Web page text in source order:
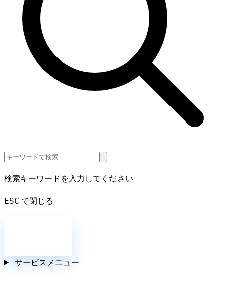
検索キーワードを入力してください
ESC で閉じる
サービスメニュー